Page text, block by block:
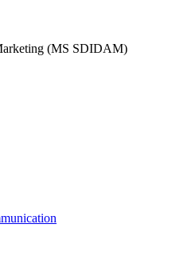
(MS SDIDAM)